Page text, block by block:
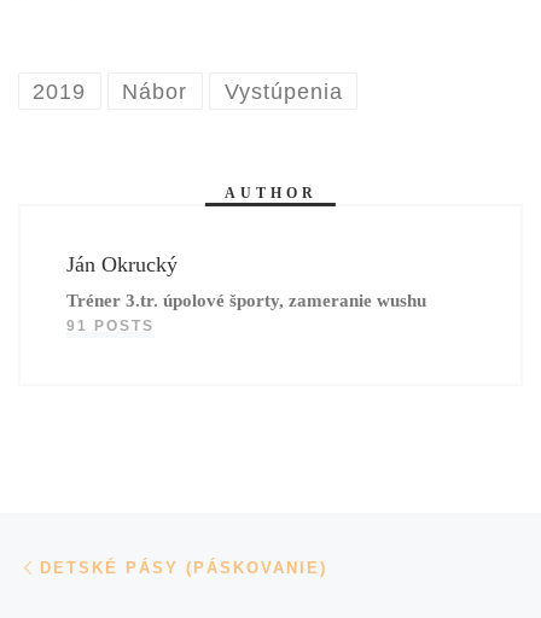
2019 Nábor Vystúpenia
AUTHOR
Ján Okrucký
Tréner 3.tr. úpolové športy, zameranie wushu
91 POSTS
Navigácia v príspevkoch
DETSKÉ PÁSY (PÁSKOVANIE)